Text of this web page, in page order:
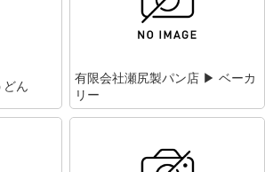
ん
有限会社瀬尻製パン店 ▶ ベーカ
リー